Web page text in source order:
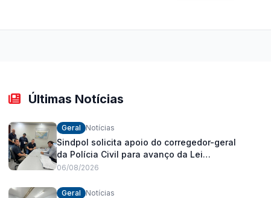
Últimas Notícias
Geral Notícias
Sindpol solicita apoio do corregedor-geral
da Polícia Civil para avanço da Lei
Orgânica Estadual
06/08/2026
Geral Notícias